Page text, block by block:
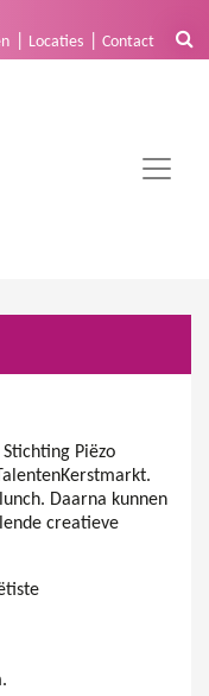
Locaties Contact
Piëzo
Daarna kunnen
creatieve